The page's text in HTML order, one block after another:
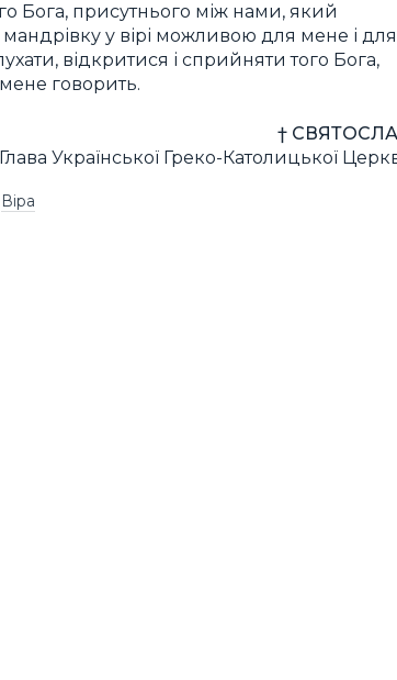
Бога, присутнього між нами, який
у вірі можливою для мене і для
відкритися і сприйняти того Бога,
говорить.
†
Української Греко-Католицької
Віра